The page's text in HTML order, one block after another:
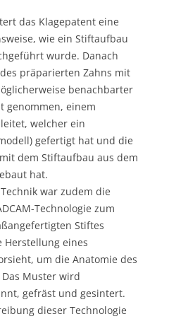
das Klagepatent eine
wie ein Stiftaufbau
wurde. Danach
präparierten Zahns mit
benachbarter
genommen, einem
welcher ein
gefertigt hat und die
dem Stiftaufbau aus dem
hat.
war zudem die
Technologie zum
Stiftes
Herstellung eines
um die Anatomie des
Muster wird
gefräst und gesintert.
dieser Technologie